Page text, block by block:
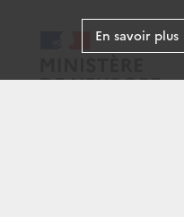
En savoir plus